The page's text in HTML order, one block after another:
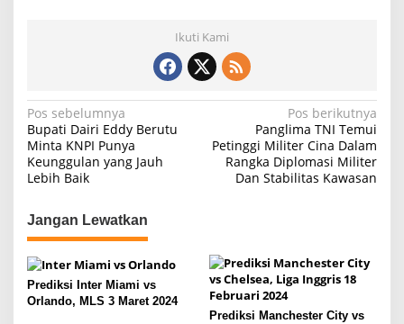
Ikuti Kami
N
a
v
g
a
s
i
Pos sebelumnya
Bupati Dairi Eddy Berutu
Minta KNPI Punya
Keunggulan yang Jauh
Lebih Baik
Pos berikutnya
Panglima TNI Temui
Petinggi Militer Cina Dalam
Rangka Diplomasi Militer
Dan Stabilitas Kawasan
Jangan Lewatkan
Prediksi Inter Miami vs
Orlando, MLS 3 Maret 2024
Prediksi Manchester City vs